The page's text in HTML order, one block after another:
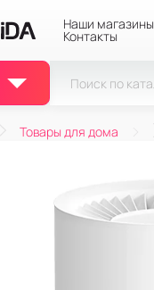
Наши магазины
Контакты
Товары для дома